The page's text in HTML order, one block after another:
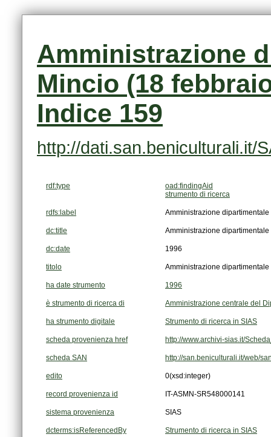
Indice 159
http://dati.san.beniculturali.it/
rdf:type
oad:findingAid
strumento di ricerca
rdfs:label Amministrazione
dc:title Amministrazione
dc:date 1996
titolo Amministrazione
ha date strumento 1996
è strumento di ricerca di Amministrazione centrale del
ha strumento digitale Strumento di ricerca in SIAS
scheda provenienza href http://www.archivi-sias.it/
scheda SAN http://san.beniculturali.it/web/
edito 0(xsd:integer)
record provenienza id IT-ASMN-SR548000141
sistema provenienza SIAS
dcterms:isReferencedBy Strumento di ricerca in SIAS